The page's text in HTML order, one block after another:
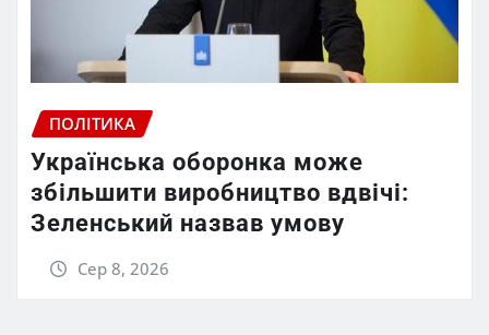
ПОЛІТИКА
Українська оборонка може
збільшити виробництво вдвічі:
Зеленський назвав умову
Сер 8, 2026